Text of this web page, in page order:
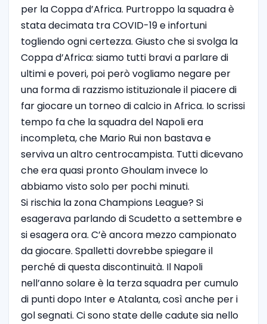
per la Coppa d’Africa. Purtroppo la squadra è
stata decimata tra COVID-19 e infortuni
togliendo ogni certezza. Giusto che si svolga la
Coppa d’Africa: siamo tutti bravi a parlare di
ultimi e poveri, poi però vogliamo negare per
una forma di razzismo istituzionale il piacere di
far giocare un torneo di calcio in Africa. Io scrissi
tempo fa che la squadra del Napoli era
incompleta, che Mario Rui non bastava e
serviva un altro centrocampista. Tutti dicevano
che era quasi pronto Ghoulam invece lo
abbiamo visto solo per pochi minuti.
Si rischia la zona Champions League? Si
esagerava parlando di Scudetto a settembre e
si esagera ora. C’è ancora mezzo campionato
da giocare. Spalletti dovrebbe spiegare il
perché di questa discontinuità. Il Napoli
nell’anno solare è la terza squadra per cumulo
di punti dopo Inter e Atalanta, così anche per i
gol segnati. Ci sono state delle cadute sia nello